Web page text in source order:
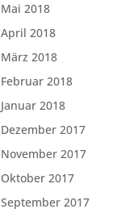
Mai 2018
April 2018
März 2018
Februar 2018
Januar 2018
Dezember 2017
November 2017
Oktober 2017
September 2017